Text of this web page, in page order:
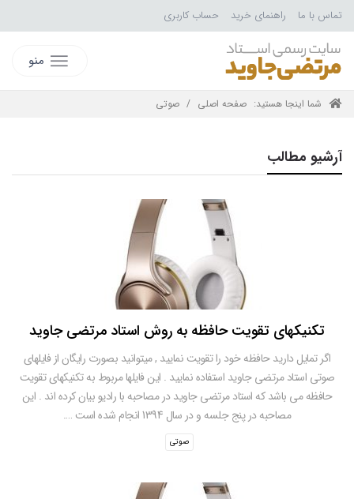
تماس با ما راهنمای خرید حساب کاربری
منو
شما اینجا هستید: صفحه اصلی / صوتی
آرشیو مطالب
تکنیکهای تقویت حافظه به روش استاد مرتضی جاوید
اگر تمایل دارید حافظه خود را تقویت نمایید , میتوانید بصورت رایگان از فایلهای
صوتی استاد مرتضی جاوید استفاده نمایید . این فایلها مربوط به تکنیکهای تقویت
حافظه می باشد که استاد مرتضی جاوید در مصاحبه با رادیو بیان کرده اند . این
مصاحبه در پنج جلسه و در سال 1394 انجام شده است ….
صوتی